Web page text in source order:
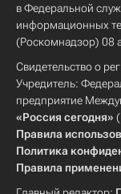
в Федеральной
информационных
(Роскомнадзор) 08
Свидетельство о
Учредитель:
предприятие
«Россия сегодня»
Правила
Политика
Правила